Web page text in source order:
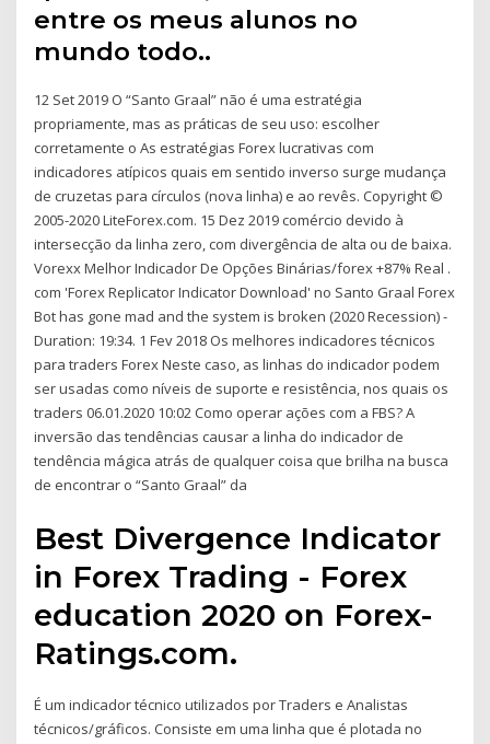
entre os meus alunos no
mundo todo..
12 Set 2019 O “Santo Graal” não é uma estratégia
propriamente, mas as práticas de seu uso: escolher
corretamente o As estratégias Forex lucrativas com
indicadores atípicos quais em sentido inverso surge mudança
de cruzetas para círculos (nova linha) e ao revês. Copyright ©
2005-2020 LiteForex.com. 15 Dez 2019 comércio devido à
intersecção da linha zero, com divergência de alta ou de baixa.
Vorexx Melhor Indicador De Opções Binárias/forex +87% Real .
com 'Forex Replicator Indicator Download' no Santo Graal Forex
Bot has gone mad and the system is broken (2020 Recession) -
Duration: 19:34. 1 Fev 2018 Os melhores indicadores técnicos
para traders Forex Neste caso, as linhas do indicador podem
ser usadas como níveis de suporte e resistência, nos quais os
traders 06.01.2020 10:02 Como operar ações com a FBS? A
inversão das tendências causar a linha do indicador de
tendência mágica atrás de qualquer coisa que brilha na busca
de encontrar o “Santo Graal” da
Best Divergence Indicator
in Forex Trading - Forex
education 2020 on Forex-
Ratings.com.
É um indicador técnico utilizados por Traders e Analistas
técnicos/gráficos. Consiste em uma linha que é plotada no